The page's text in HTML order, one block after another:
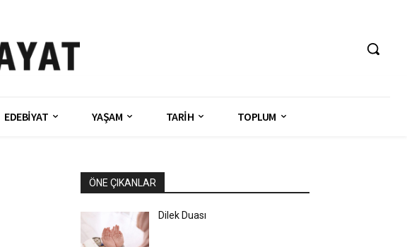
EDEBİYAT YAŞAM TARİH TOPLUM
ÖNE ÇIKANLAR
Dilek Duası